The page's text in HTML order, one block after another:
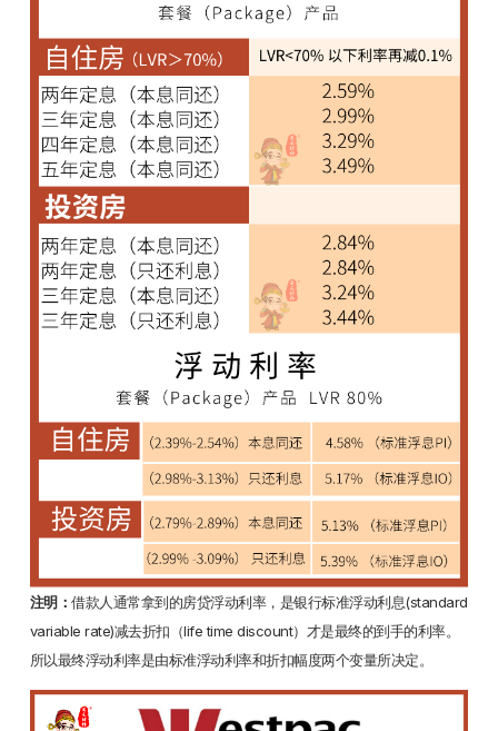
注明：借款人通常拿到的房贷浮动利率，是银行标准浮动利息(standard
variable rate)减去折扣（life time discount）才是最终的到手的利率。
所以最终浮动利率是由标准浮动利率和折扣幅度两个变量所决定。